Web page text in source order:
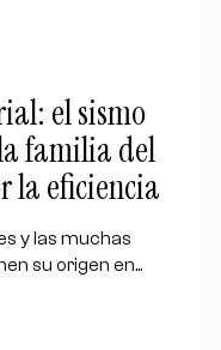
el sismo
familia del
la eficiencia
y las muchas
su origen en...